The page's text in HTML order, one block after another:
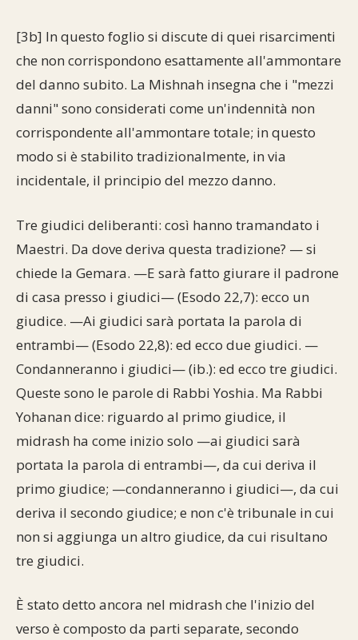
La tradizione orale
Documenti storici
Convertitore di date
Vendita del chametz
F.A.Q.
Mappa del sito
Cucina tipica
Perle dal Talmud
Umorismo e simpatia
Approfondimenti
Cultura e società
Aspetti di vita ebraica
Storia millenaria
Personaggi celebri
Sbirciamo Eretz Israel
Tanach
La Legge Orale
Il Talmud in italiano
Opere di Maimonide
Partecipa Comunità ebraiche
Turismo in Italia
Parliamone
it.cultura.ebraica
Netiquette
Collegamenti utili
Scambio di link
Dal nostro archivio
[3b] In questo foglio si discute di quei risarcimenti
che non corrispondono esattamente all'ammontare
del danno subito. La Mishnah insegna che i "mezzi
danni" sono considerati come un'indennità non
corrispondente all'ammontare totale; in questo
modo si è stabilito tradizionalmente, in via
incidentale, il principio del mezzo danno.
Tre giudici deliberanti: così hanno tramandato i
Maestri. Da dove deriva questa tradizione? — si
chiede la Gemara. —E sarà fatto giurare il padrone
di casa presso i giudici— (Esodo 22,7): ecco un
giudice. —Ai giudici sarà portata la parola di
entrambi— (Esodo 22,8): ed ecco due giudici. —
Condanneranno i giudici— (ib.): ed ecco tre giudici.
Queste sono le parole di Rabbi Yoshia. Ma Rabbi
Yohanan dice: riguardo al primo giudice, il
midrash ha come inizio solo —ai giudici sarà
portata la parola di entrambi—, da cui deriva il
primo giudice; —condanneranno i giudici—, da cui
deriva il secondo giudice; e non c'è tribunale in cui
non si aggiunga un altro giudice, da cui risultano
tre giudici.
È stato detto ancora nel midrash che l'inizio del
verso è composto da parti separate, secondo